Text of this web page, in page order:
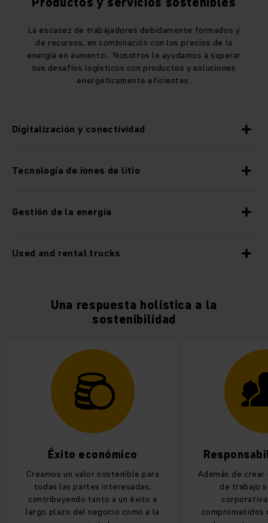
La escasez de trabajadores debidamente formados y
de recursos, en combinación con los precios de la
energía en aumento… Nosotros le ayudamos a superar
sus desafíos logísticos con productos y soluciones
energéticamente eficientes.
Digitalización y conectividad
Tecnología de iones de litio
Gestión de la energía
Used and rental trucks
Una respuesta holística a la
sostenibilidad
económico
valor sostenible para
partes interesadas,
tanto a un éxito a
negocio como a la
Responsabilidad social
Además de crear unas condiciones
de trabajo saludables y
corporativas, estamos
comprometidos con el bienestar